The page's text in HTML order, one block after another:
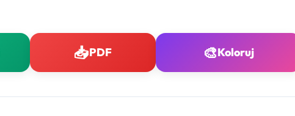
📥PDF 🎨Koloruj